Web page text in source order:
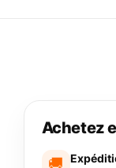
Achetez
🚚